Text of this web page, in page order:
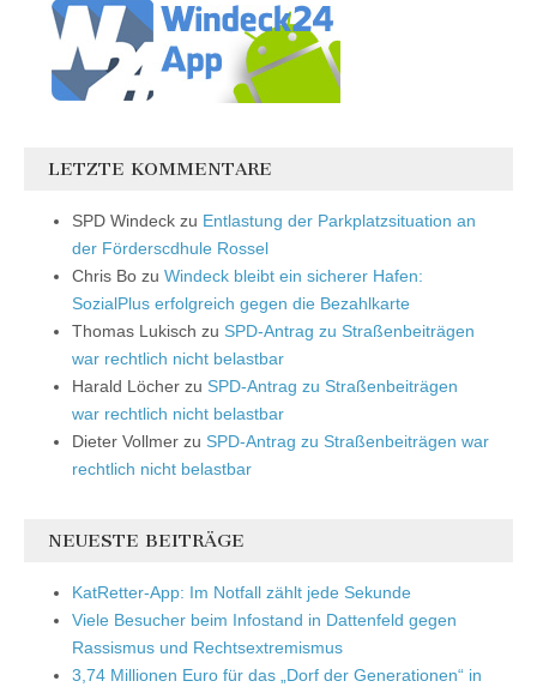
LETZTE KOMMENTARE
SPD Windeck zu Entlastung der Parkplatzsituation an
der Förderscdhule Rossel
Chris Bo zu Windeck bleibt ein sicherer Hafen:
SozialPlus erfolgreich gegen die Bezahlkarte
Thomas Lukisch zu SPD-Antrag zu Straßenbeiträgen
war rechtlich nicht belastbar
Harald Löcher zu SPD-Antrag zu Straßenbeiträgen
war rechtlich nicht belastbar
Dieter Vollmer zu SPD-Antrag zu Straßenbeiträgen war
rechtlich nicht belastbar
NEUESTE BEITRÄGE
KatRetter-App: Im Notfall zählt jede Sekunde
Viele Besucher beim Infostand in Dattenfeld gegen
Rassismus und Rechtsextremismus
3,74 Millionen Euro für das „Dorf der Generationen“ in